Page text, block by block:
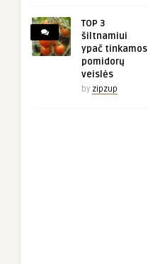
TOP 3
šiltnamiui
ypač tinkamos
pomidorų
veislės
by zipzup